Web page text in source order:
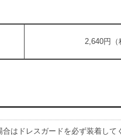
2,640円（
はドレスガードを必ず装着して